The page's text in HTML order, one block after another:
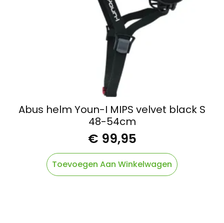
Abus helm Youn-I MIPS velvet black S
48-54cm
€ 99,95
Toevoegen Aan Winkelwagen